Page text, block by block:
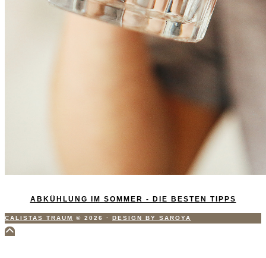
ABKÜHLUNG IM SOMMER - DIE BESTEN TIPPS
CALISTAS TRAUM © 2026 · DESIGN BY SAROYA
Scroll